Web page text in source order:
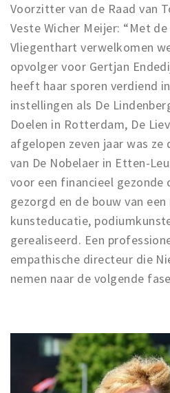
Voorzitter van de Raad van
Veste Wicher Meijer: “Met
Vliegenthart verwelkomen
opvolger voor Gertjan
heeft haar sporen verdiend
instellingen als De
Doelen in Rotterdam, De
afgelopen zeven jaar was
van De Nobelaer in Etten-
voor een financieel
gezorgd en de bouw van
kunsteducatie,
gerealiseerd. Een
empathische directeur die
nemen naar de volgende